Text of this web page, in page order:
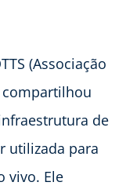
(Associação
compartilhou
de
utilizada para
vivo. Ele